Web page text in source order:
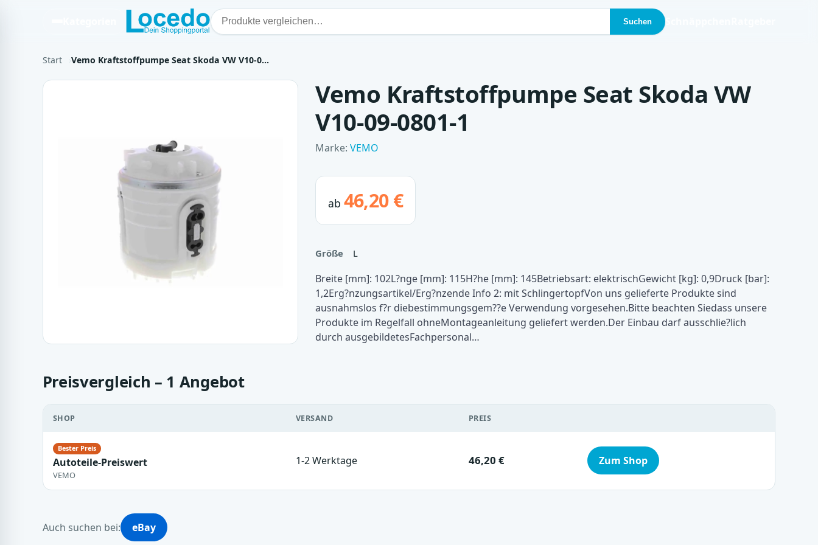
Suchen
Start Vemo Kraftstoffpumpe Seat Skoda VW V10-0…
Vemo Kraftstoffpumpe Seat Skoda VW
V10-09-0801-1
Marke:VEMO
ab 46,20 €
Größe L
Breite [mm]: 102L?nge [mm]: 115H?he [mm]: 145Betriebsart: elektrischGewicht [kg]: 0,9Druck [bar]:
1,2Erg?nzungsartikel/Erg?nzende Info 2: mit SchlingertopfVon uns gelieferte Produkte sind
ausnahmslos f?r diebestimmungsgem??e Verwendung vorgesehen.Bitte beachten Siedass unsere
Produkte im Regelfall ohneMontageanleitung geliefert werden.Der Einbau darf ausschlie?lich
durch ausgebildetesFachpersonal…
Preisvergleich – 1 Angebot
SHOP VERSAND PREIS
Autoteile-Preiswert
VEMO
1-2 Werktage 46,20 € Zum Shop
Auch suchen bei: eBay